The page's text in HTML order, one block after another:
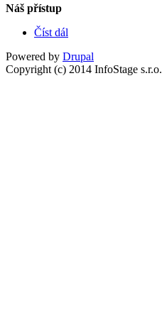
Náš přístup
Číst dál
Powered by Drupal
Copyright (c) 2014 InfoStage s.r.o.